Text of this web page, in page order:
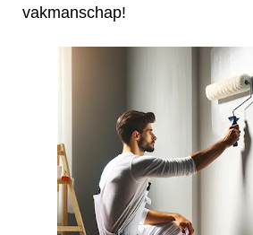
vakmanschap!